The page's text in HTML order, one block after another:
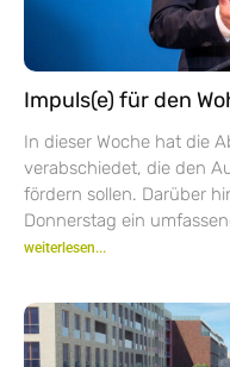
Impuls(e) für den
In dieser Woche hat die
verabschiedet, die den
fördern sollen. Darüber
Donnerstag ein
weiterlesen...